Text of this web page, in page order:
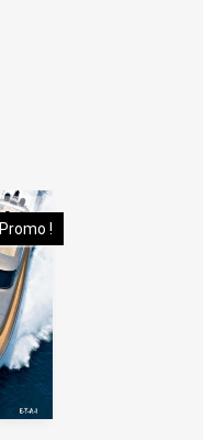
Promo !